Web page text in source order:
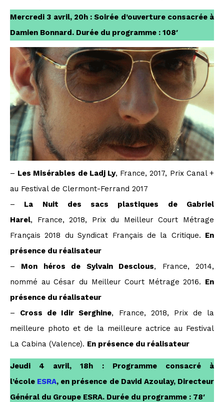
Mercredi 3 avril, 20h : Soirée d’ouverture consacrée à
Damien Bonnard. Durée du programme : 108′
– Les Misérables de Ladj Ly, France, 2017, Prix Canal +
au Festival de Clermont-Ferrand 2017
– La Nuit des sacs plastiques de Gabriel
Harel, France, 2018, Prix du Meilleur Court Métrage
Français 2018 du Syndicat Français de la Critique. En
présence du réalisateur
– Mon héros de Sylvain Desclous, France, 2014,
nommé au César du Meilleur Court Métrage 2016. En
présence du réalisateur
– Cross de Idir Serghine, France, 2018, Prix de la
meilleure photo et de la meilleure actrice au Festival
La Cabina (Valence). En présence du réalisateur
Jeudi 4 avril, 18h : Programme consacré à
l’école ESRA, en présence de David Azoulay, Directeur
Général du Groupe ESRA. Durée du programme : 78′